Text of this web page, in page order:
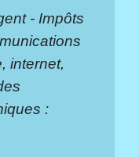
- Impôts
internet,
: